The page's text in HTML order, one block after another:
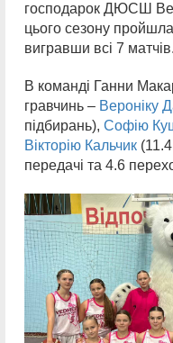
господарок ДЮСШ
цього сезону
вигравши всі 7 матчів.
В команді Ганни
гравчинь – Вероніку
підбирань), Софію
Вікторію Кальчик
передачі та 4.6